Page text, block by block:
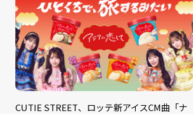
CUTIE STREET、ロッテ新アイスCM曲「ナ